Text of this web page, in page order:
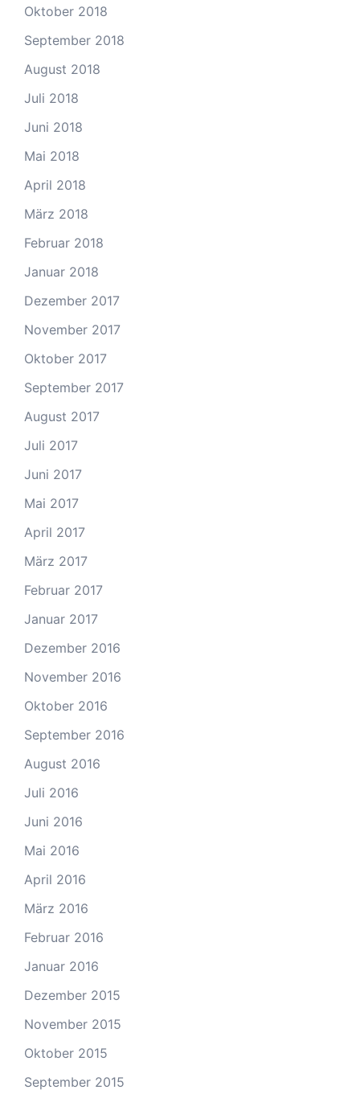
Oktober 2018
September 2018
August 2018
Juli 2018
Juni 2018
Mai 2018
April 2018
März 2018
Februar 2018
Januar 2018
Dezember 2017
November 2017
Oktober 2017
September 2017
August 2017
Juli 2017
Juni 2017
Mai 2017
April 2017
März 2017
Februar 2017
Januar 2017
Dezember 2016
November 2016
Oktober 2016
September 2016
August 2016
Juli 2016
Juni 2016
Mai 2016
April 2016
März 2016
Februar 2016
Januar 2016
Dezember 2015
November 2015
Oktober 2015
September 2015